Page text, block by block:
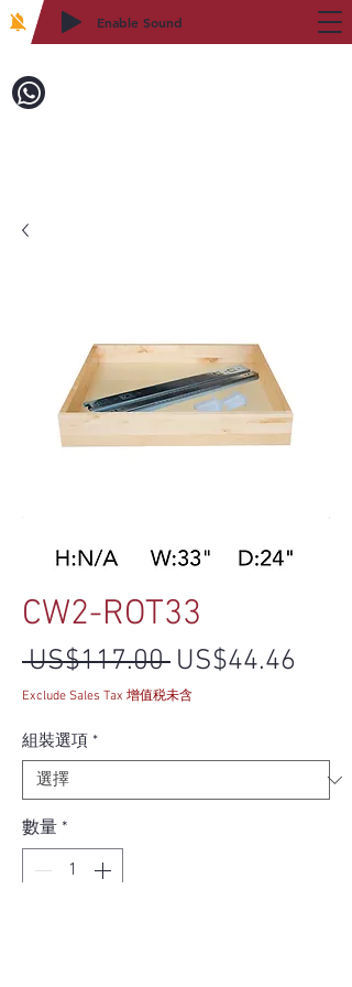
Enable Sound
CW2-ROT33
US$117.00 一般價格
US$44.46
Exclude Sales Tax 增值税未含
組裝選項 *
數量 *